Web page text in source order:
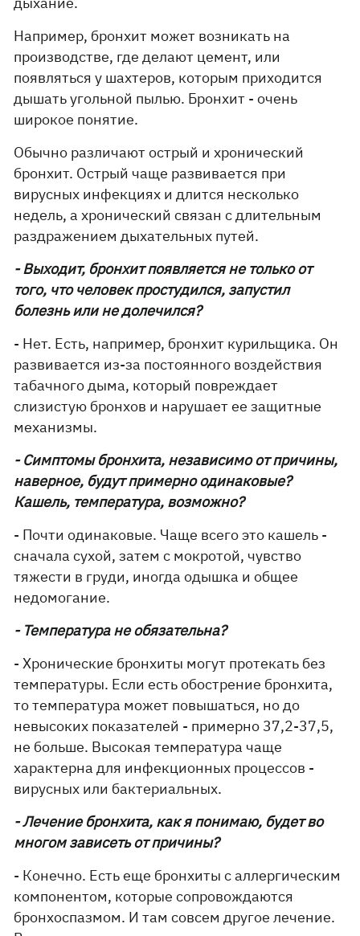
Например, бронхит может возникать на
производстве, где делают цемент, или
появляться у шахтеров, которым приходится
дышать угольной пылью. Бронхит - очень
широкое понятие.
Обычно различают острый и хронический
бронхит. Острый чаще развивается при
вирусных инфекциях и длится несколько
недель, а хронический связан с длительным
раздражением дыхательных путей.
- Выходит, бронхит появляется не только от
того, что человек простудился, запустил
болезнь или не долечился?
- Нет. Есть, например, бронхит курильщика. Он
развивается из-за постоянного воздействия
табачного дыма, который повреждает
слизистую бронхов и нарушает ее защитные
механизмы.
- Симптомы бронхита, независимо от причины,
наверное, будут примерно одинаковые?
Кашель, температура, возможно?
- Почти одинаковые. Чаще всего это кашель -
сначала сухой, затем с мокротой, чувство
тяжести в груди, иногда одышка и общее
недомогание.
- Температура не обязательна?
- Хронические бронхиты могут протекать без
температуры. Если есть обострение бронхита,
то температура может повышаться, но до
невысоких показателей - примерно 37,2-37,5,
не больше. Высокая температура чаще
характерна для инфекционных процессов -
вирусных или бактериальных.
- Лечение бронхита, как я понимаю, будет во
многом зависеть от причины?
- Конечно. Есть еще бронхиты с аллергическим
компонентом, которые сопровождаются
бронхоспазмом. И там совсем другое лечение.